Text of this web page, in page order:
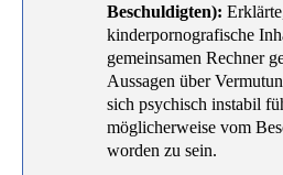
Beschuldigten):
kinderpornografische
gemeinsamen Rechner
Aussagen über
sich psychisch instabil
möglicherweise vom
worden zu sein.